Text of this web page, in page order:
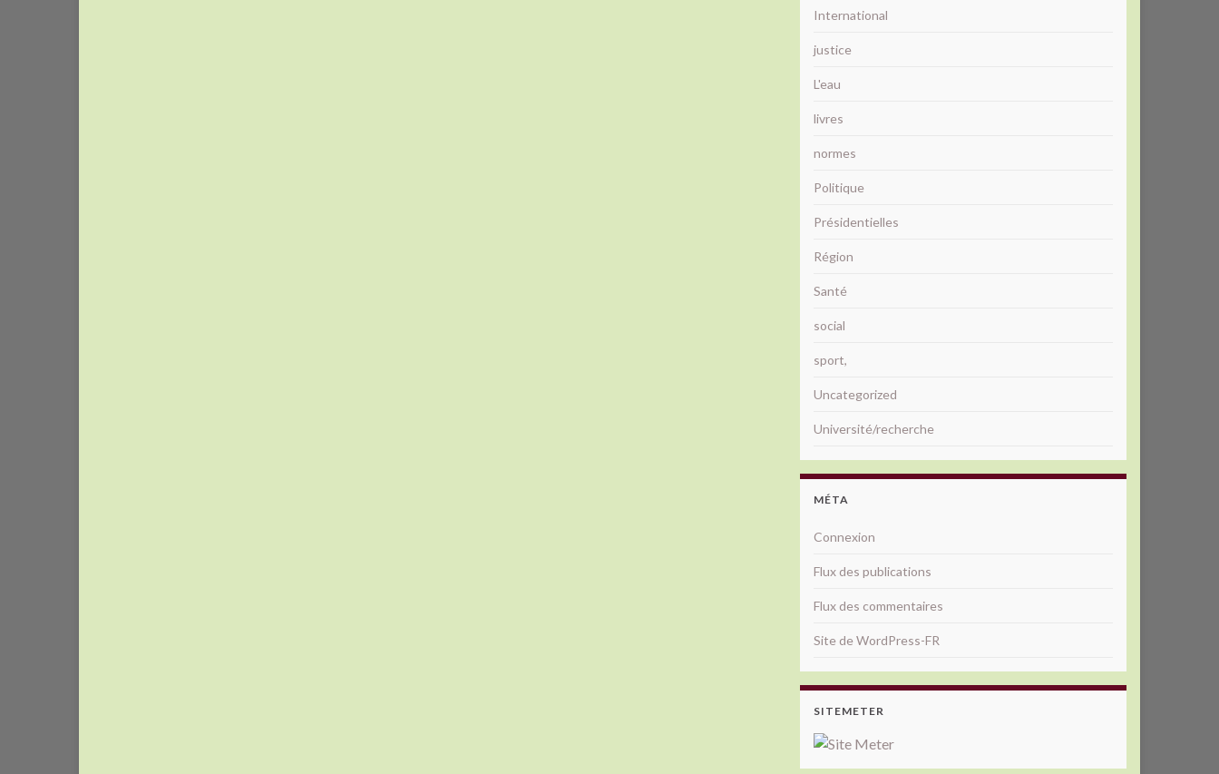
International
justice
L'eau
livres
normes
Politique
Présidentielles
Région
Santé
social
sport,
Uncategorized
Université/recherche
MÉTA
Connexion
Flux des publications
Flux des commentaires
Site de WordPress-FR
SITEMETER